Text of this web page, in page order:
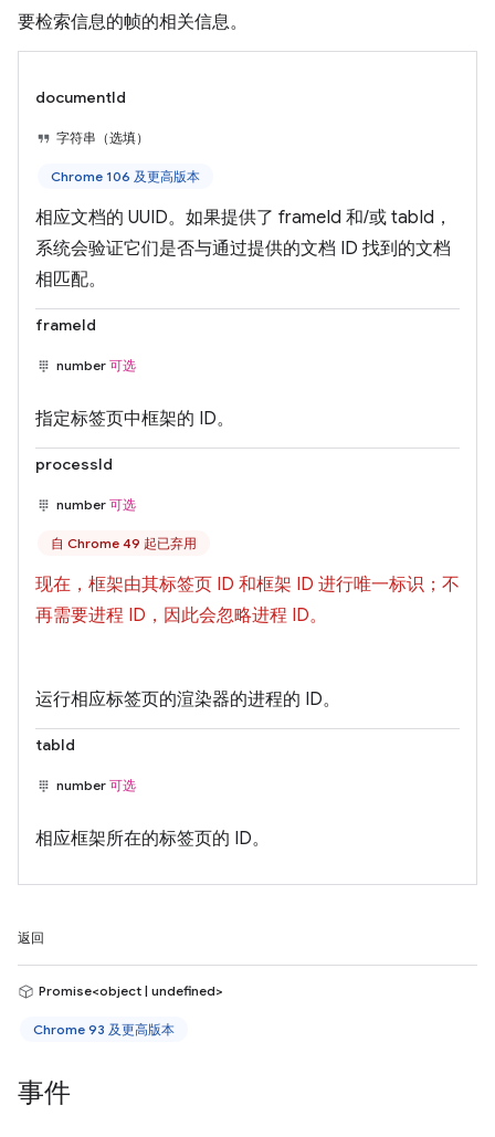
要检索信息的帧的相关信息。
documentId
字符串（选填）
Chrome 106 及更高版本
相应文档的 UUID。如果提供了 frameId 和/或 tabId，
系统会验证它们是否与通过提供的文档 ID 找到的文档
相匹配。
frameId
number 可选
指定标签页中框架的 ID。
processId
number 可选
自 Chrome 49 起已弃用
现在，框架由其标签页 ID 和框架 ID 进行唯一标识；不
再需要进程 ID，因此会忽略进程 ID。
运行相应标签页的渲染器的进程的 ID。
tabId
number 可选
相应框架所在的标签页的 ID。
返回
Promise<object | undefined>
Chrome 93 及更高版本
事件